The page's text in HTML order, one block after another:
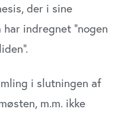
der i sine
indregnet ”nogen
i slutningen af
m.m. ikke